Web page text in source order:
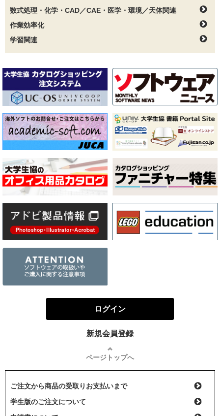
数式処理・化学・CAD／CAE・医学・環境／天体関連
作業効率化
学習関連
ログイン
新規会員登録
ページトップへ
ご注文から商品の受取りお支払いまで
学生版のご注文について